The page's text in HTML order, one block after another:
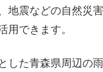
地震などの自然災
用できます。
した青森県周辺の